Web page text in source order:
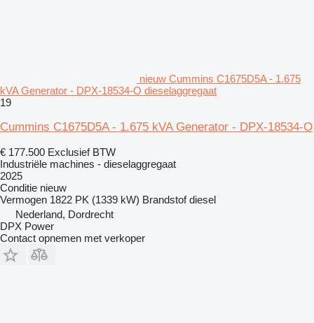
nieuw Cummins C1675D5A - 1.675
kVA Generator - DPX-18534-O dieselaggregaat
19
Cummins C1675D5A - 1.675 kVA Generator - DPX-18534-O
€ 177.500 Exclusief BTW
Industriële machines - dieselaggregaat
2025
Conditie nieuw
Vermogen 1822 PK (1339 kW) Brandstof diesel
Nederland, Dordrecht
DPX Power
Contact opnemen met verkoper